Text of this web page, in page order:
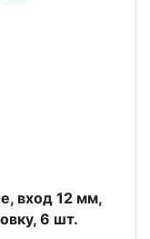
вход 12 мм,
6 шт.